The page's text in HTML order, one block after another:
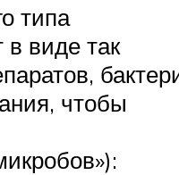
типа
в виде так
чтобы